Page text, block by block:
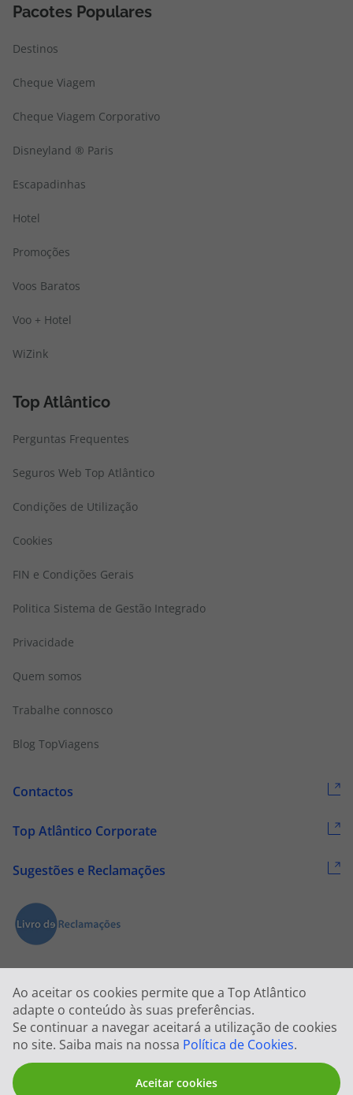
Ao aceitar os cookies permite que a Top Atlântico
adapte o conteúdo às suas preferências.
Se continuar a navegar aceitará a utilização de cookies
no site. Saiba mais na nossa Política de Cookies.
Aceitar cookies
Pacotes Populares
Destinos
Cheque Viagem
Cheque Viagem Corporativo
Disneyland ® Paris
Escapadinhas
Hotel
Promoções
Voos Baratos
Voo + Hotel
WiZink
Top Atlântico
Perguntas Frequentes
Seguros Web Top Atlântico
Condições de Utilização
Cookies
FIN e Condições Gerais
Politica Sistema de Gestão Integrado
Privacidade
Quem somos
Trabalhe connosco
Blog TopViagens
Contactos
Top Atlântico Corporate
Sugestões e Reclamações
2026 © Todos os direitos reservados:Top Atlântico, Viagens e Turismo